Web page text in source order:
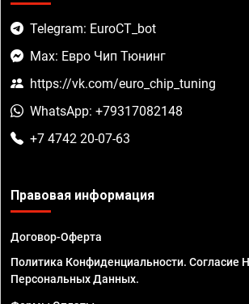
Telegram: EuroCT_bot
Max: Евро Чип Тюнинг
https://vk.com/euro_chip_tuning
WhatsApp: +79317082148
+7 4742 20-07-63
Правовая информация
Договор-Оферта
Политика Конфиденциальности. Согласие
Персональных Данных.